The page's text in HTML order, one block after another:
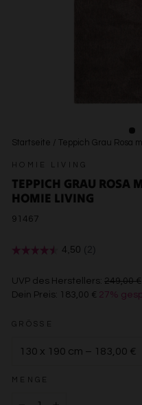
Startseite / Teppich Grau Rosa
HOMIE LIVING
TEPPICH GRAU ROSA
HOMIE LIVING
91467
UVP des Herstellers: 249,00 €
Dein Preis: 183,00 € 27%
GRÖSSE
MENGE